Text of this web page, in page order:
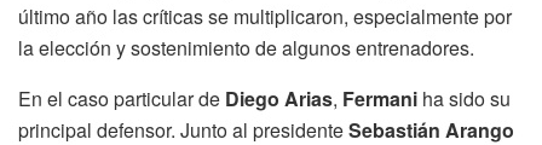
último año las críticas se multiplicaron, especialmente por
la elección y sostenimiento de algunos entrenadores.
En el caso particular de Diego Arias, Fermani ha sido su
principal defensor. Junto al presidenteSebastián Arango